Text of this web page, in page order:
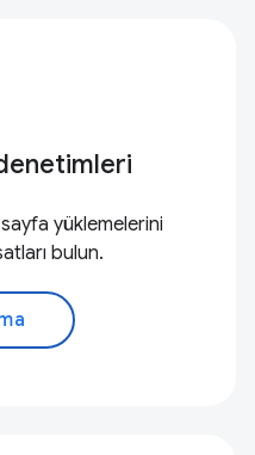
yüklemelerini
bulun.